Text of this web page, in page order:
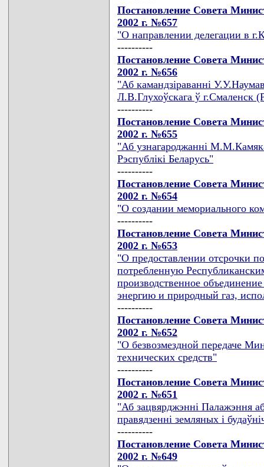
Постановление Совета
2002 г. №657
"О направлении делегации в
----------
Постановление Совета
2002 г. №656
"Аб камандзiраваннi
Л.В.Глухоўскага ў г.Смаленск
----------
Постановление Совета
2002 г. №655
"Аб узнагароджаннi
Рэспублiкi Беларусь"
----------
Постановление Совета
2002 г. №654
"О создании мемориального
----------
Постановление Совета
2002 г. №653
"О предоставлении отсрочки
потребленную
производственное
энергию и природный газ,
----------
Постановление Совета
2002 г. №652
"О безвозмездной передаче
технических средств"
----------
Постановление Совета
2002 г. №651
"Аб зацвярджэннi Палажэння
правядзеннi земляных i
----------
Постановление Совета
2002 г. №649